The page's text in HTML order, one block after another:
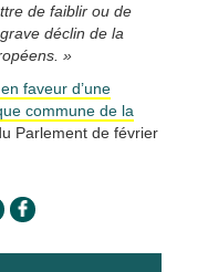
de faiblir ou de
déclin de la
»
faveur d’une
commune de la
Parlement de février